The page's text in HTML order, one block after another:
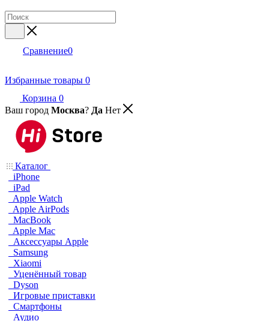
Сравнение0
Избранные товары 0
Корзина 0
Ваш город Москва? Да Нет
Каталог
iPhone
iPad
Apple Watch
Apple AirPods
MacBook
Apple Mac
Аксессуары Apple
Samsung
Xiaomi
Уценённый товар
Dyson
Игровые приставки
Смартфоны
Аудио